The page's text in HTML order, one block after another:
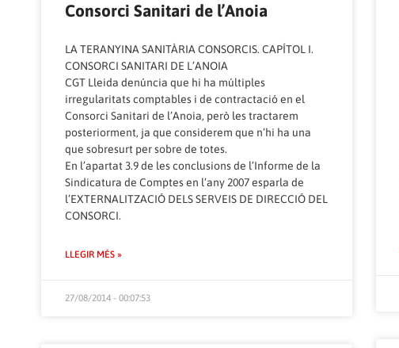
Consorci Sanitari de l’Anoia
LA TERANYINA SANITÀRIA CONSORCIS. CAPÍTOL I.
CONSORCI SANITARI DE L’ANOIA
CGT Lleida denúncia que hi ha múltiples
irregularitats comptables i de contractació en el
Consorci Sanitari de l’Anoia, però les tractarem
posteriorment, ja que considerem que n’hi ha una
que sobresurt per sobre de totes.
En l’apartat 3.9 de les conclusions de l’Informe de la
Sindicatura de Comptes en l’any 2007 esparla de
l’EXTERNALITZACIÓ DELS SERVEIS DE DIRECCIÓ DEL
CONSORCI.
LLEGIR MÉS »
27/08/2014 - 00:07:53